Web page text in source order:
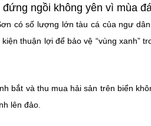
ngồi không yên vì mùa
có số lượng lớn tàu cá của ngư
thuận lợi để bảo vệ “vùng xanh”
bắt và thu mua hải sản trên biển
lên đảo.